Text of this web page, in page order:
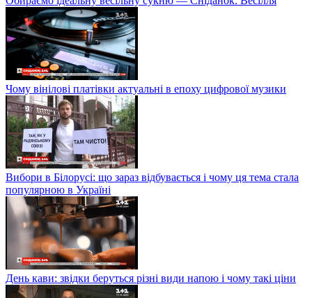
Чому вінілові платівки актуальні в епоху цифрової музики
Вибори в Білорусі: що зараз відбувається і чому ця тема стала
популярною в Україні
День кави: звідки беруться різні види напою і чому такі ціни